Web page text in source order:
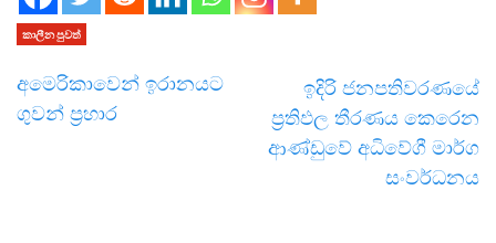
කාලීන පුවත්
අමෙරිකාවෙන් ඉරානයට
ගුවන් ප්‍රහාර
ඉදිරි ජනපතිවරණයේ
ප්‍රතිඵල තීරණය කෙරෙන
ආණ්ඩුවේ අධිවේගී මාර්ග
සංවර්ධනය